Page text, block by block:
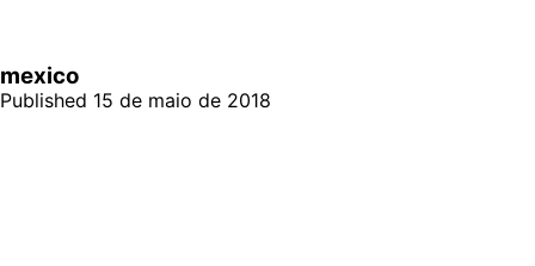
mexico
Published 15 de maio de 2018